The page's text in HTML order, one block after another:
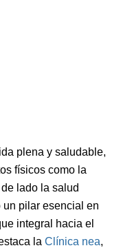
plena y saludable,
físicos como la
lado la salud
un pilar esencial en
integral hacia el
la Clínica nea,